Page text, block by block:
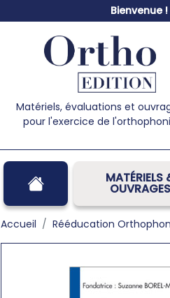
Bienvenue !
Matériels, évaluations et
pour l'exercice de
MATÉRIELS
OUVRAGES
Accueil Rééducation